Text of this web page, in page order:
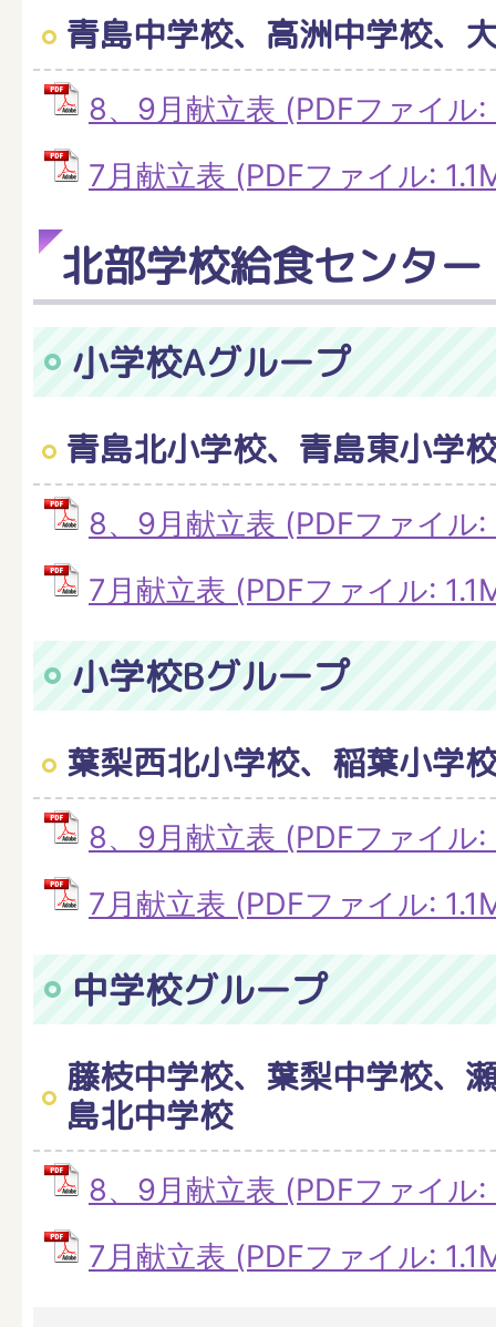
青島中学校、高洲中学校、
8、9月献立表 (PDFファイル
7月献立表 (PDFファイル:
北部学校給食センター
小学校Aグループ
青島北小学校、青島東小学
8、9月献立表 (PDFファイル
7月献立表 (PDFファイル:
小学校Bグループ
葉梨西北小学校、稲葉小学
8、9月献立表 (PDFファイル:
7月献立表 (PDFファイル:
中学校グループ
藤枝中学校、葉梨中学校、
島北中学校
8、9月献立表 (PDFファイル
7月献立表 (PDFファイル: